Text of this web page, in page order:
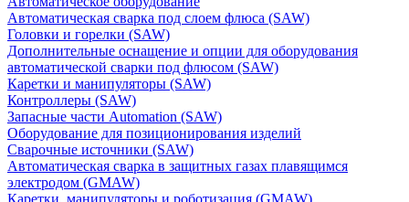
Автоматическая сварка под слоем флюса (SAW)
Головки и горелки (SAW)
Дополнительные оснащение и опции для оборудования
автоматической сварки под флюсом (SAW)
Каретки и манипуляторы (SAW)
Контроллеры (SAW)
Запасные части Automation (SAW)
Оборудование для позиционирования изделий
Сварочные источники (SAW)
Автоматическая сварка в защитных газах плавящимся
электродом (GMAW)
Каретки, манипуляторы и роботизация (GMAW)